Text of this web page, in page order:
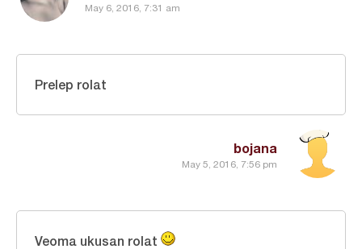
May 6, 2016, 7:31 am
bojana
May 5, 2016, 7:56 pm
Prelep rolat
Veoma ukusan rolat